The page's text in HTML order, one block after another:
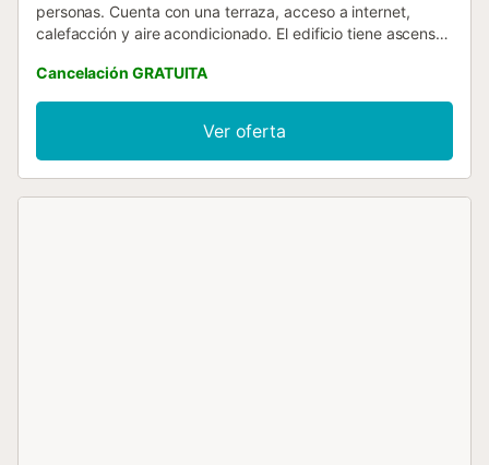
personas. Cuenta con una terraza, acceso a internet,
calefacción y aire acondicionado. El edificio tiene ascensor
mismo edificio. La cocina está totalmente equipada, y el
apartamento dispone de lavadora. Es un lugar ideal para
disfrutar de unas vacaciones cómodas en la Costa del
Cancelación GRATUITA
Ver oferta